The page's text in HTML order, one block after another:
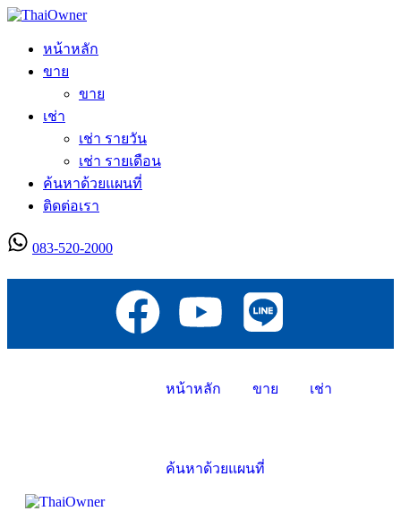
หน้าหลัก
ขาย
ขาย
เช่า
เช่า รายวัน
เช่า รายเดือน
ค้นหาด้วยแผนที่
ติดต่อเรา
083-520-2000
หน้าหลัก ขาย เช่า
ค้นหาด้วยแผนที่